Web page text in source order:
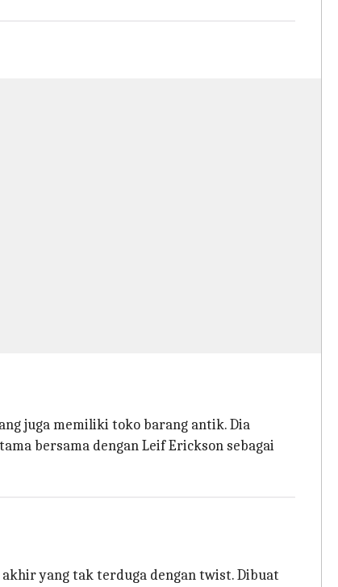
juga memiliki toko barang antik. Dia
bersama dengan Leif Erickson sebagai
yang tak terduga dengan twist. Dibuat